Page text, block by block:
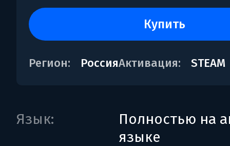
купить
Регион: РоссияАктивация: STEAM
Язык:
Полностью на
языке